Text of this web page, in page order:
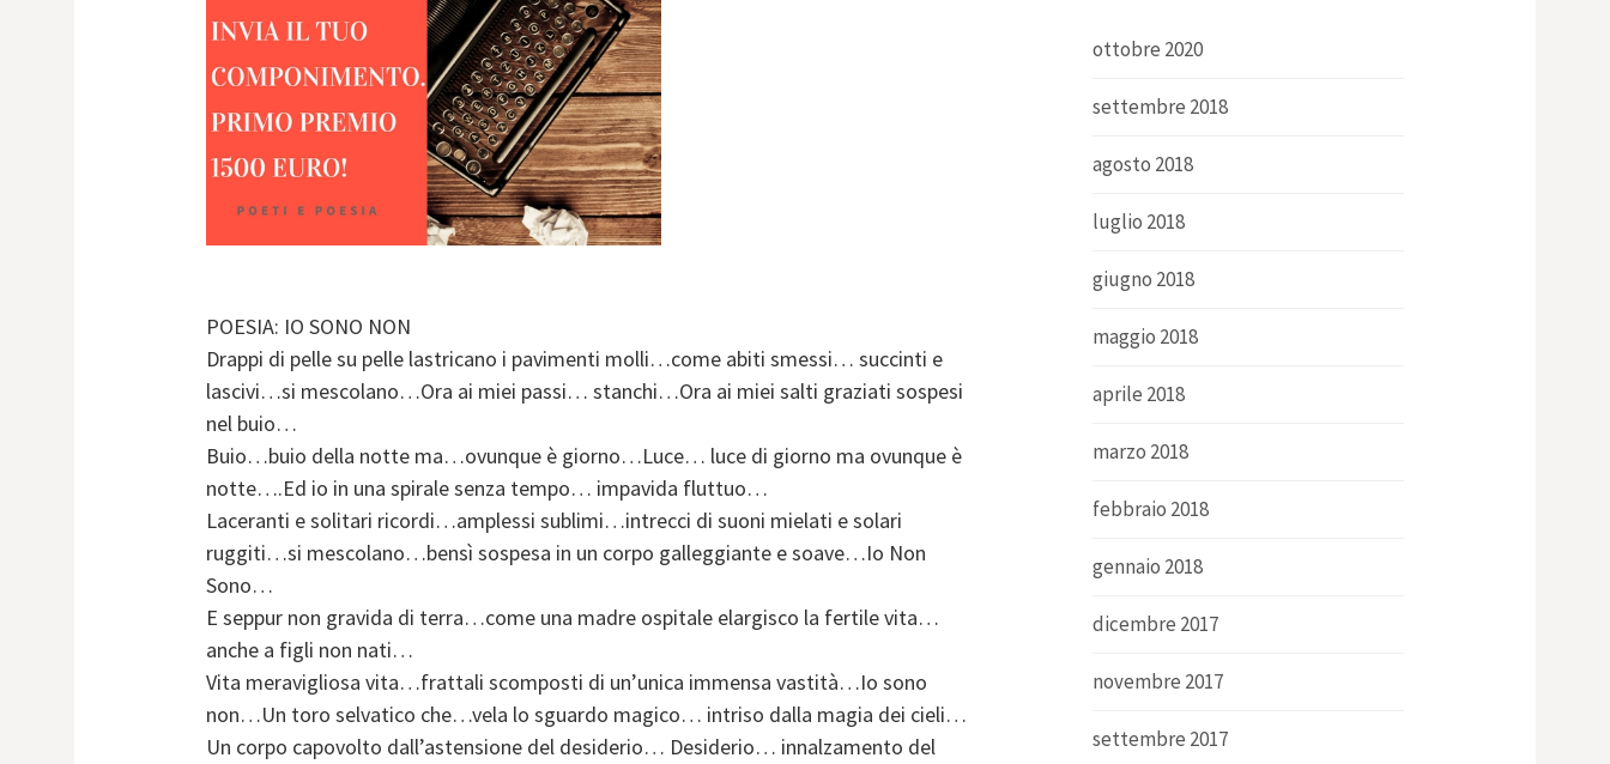
POESIA: IO SONO NON
Drappi di pelle su pelle lastricano i pavimenti molli…come abiti smessi… succinti e
lascivi…si mescolano…Ora ai miei passi… stanchi…Ora ai miei salti graziati sospesi
nel buio…
Buio…buio della notte ma…ovunque è giorno…Luce… luce di giorno ma ovunque è
notte….Ed io in una spirale senza tempo… impavida fluttuo…
Laceranti e solitari ricordi…amplessi sublimi…intrecci di suoni mielati e solari
ruggiti…si mescolano…bensì sospesa in un corpo galleggiante e soave…Io Non
Sono…
E seppur non gravida di terra…come una madre ospitale elargisco la fertile vita…
anche a figli non nati…
Vita meravigliosa vita…frattali scomposti di un’unica immensa vastità…Io sono
non…Un toro selvatico che…vela lo sguardo magico… intriso dalla magia dei cieli…
Un corpo capovolto dall’astensione del desiderio… Desiderio… innalzamento del
ottobre 2020
settembre 2018
agosto 2018
luglio 2018
giugno 2018
maggio 2018
aprile 2018
marzo 2018
febbraio 2018
gennaio 2018
dicembre 2017
novembre 2017
settembre 2017